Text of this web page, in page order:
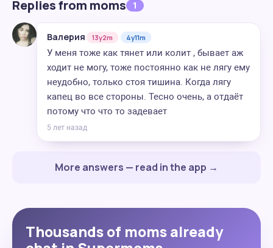
Replies from moms 1
Валерия 13y2m 4y11m
У меня тоже как тянет или колит , бывает аж
ходит не могу, тоже постоянно как не лягу ему
неудобно, только стоя тишина. Когда лягу
капец во все стороны. Тесно очень, а отдаёт
потому что что то задевает
5 лет назад
More answers — read in the app →
Thousands of moms already